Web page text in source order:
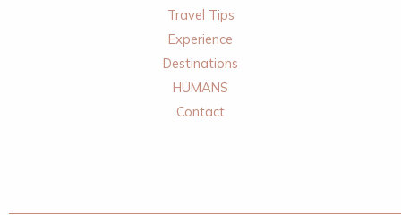
Travel Tips
Experience
Destinations
HUMANS
Contact